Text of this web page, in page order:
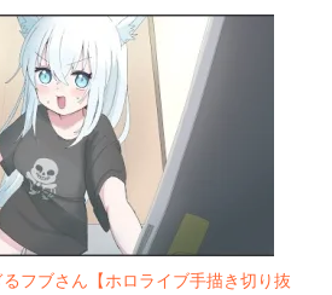
フブさん【ホロライブ手描き切り抜